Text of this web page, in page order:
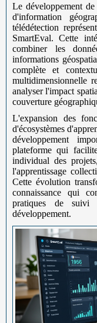
Le développement
d'information
télédétection
SmartEval. Cette
combiner les
informations
complète et
multidimensionnelle
analyser l'impact
couverture
L'expansion des
d'écosystèmes
développement
plateforme qui
individual des
l'apprentissage
Cette évolution
connaissance qui
pratiques de suivi
développement.